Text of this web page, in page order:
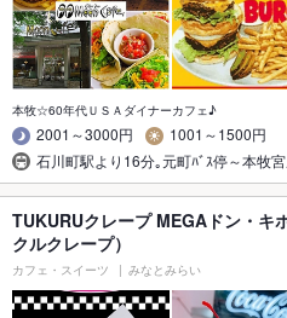
本牧☆60年代ＵＳＡダイナーカフェ♪
2001～3000円
1001～1500円
石川町駅より16分｡元町ﾊﾞｽ停～本牧
TUKURUクレープ MEGAドン・キ
クルクレープ）
カフェ・スイーツ みなとみらい